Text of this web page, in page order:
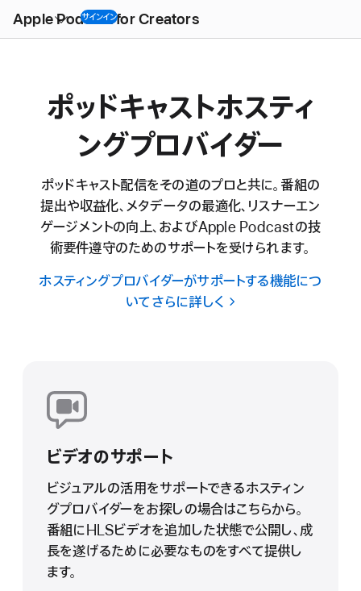
Apple Podcast for Creators
Menu
サインイン
ポッドキャストホスティ
ングプロバイダー
ポッドキャスト配信をその道のプロと共に。番組の
提出や収益化、メタデータの最適化、リスナーエン
ゲージメントの向上、およびApple Podcastの技
術要件遵守のためのサポートを受けられます。
ホスティングプロバイダーがサポートする機能につ
いてさらに詳しく
ビデオのサポート
ビジュアルの活用をサポートできるホスティン
グプロバイダーをお探しの場合はこちらから。
番組にHLSビデオを追加した状態で公開し、成
長を遂げるために必要なものをすべて提供し
ます。